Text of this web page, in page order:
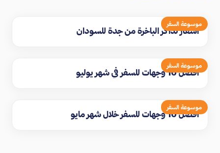
موسوعة السفر
اسعار تذاكر الباخرة من جدة للسودان
موسوعة السفر
افضل 10 وجهات للسفر في شهر يوليو
موسوعة السفر
افضل 10 وجهات للسفر خلال شهر مايو